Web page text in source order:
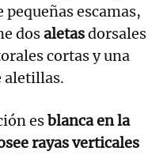
escamas,
dosaletasdorsales
cortas y una
aletillas.
esblanca en la
rayas verticales